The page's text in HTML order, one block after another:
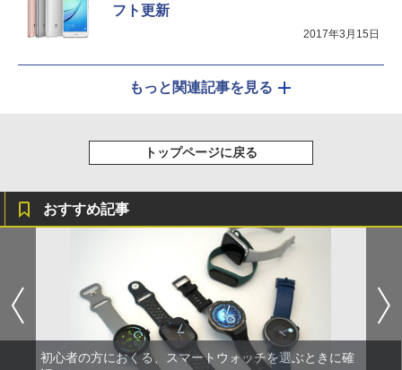
フト更新
2017年3月15日
もっと関連記事を見る
トップページに戻る
おすすめ記事
初心者の方におくる、スマートウォッチを選ぶときに確